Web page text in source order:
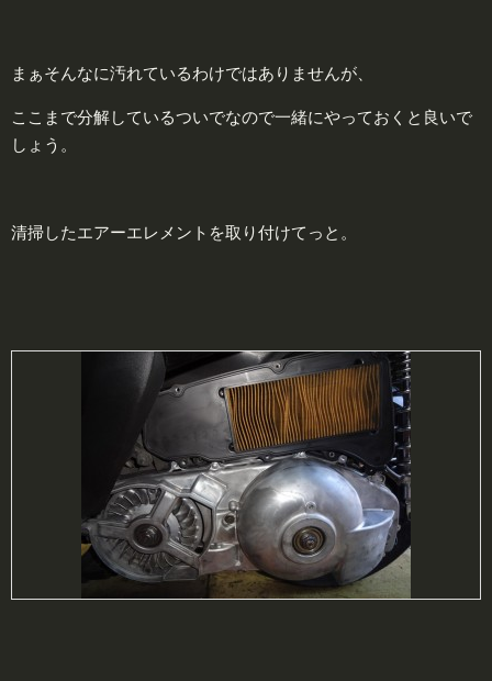
まぁそんなに汚れているわけではありませんが、
ここまで分解しているついでなので一緒にやっておくと良いで
しょう。
清掃したエアーエレメントを取り付けてっと。